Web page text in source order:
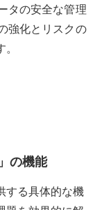
タの安全な管理
強化とリスクの
の機能
する具体的な機